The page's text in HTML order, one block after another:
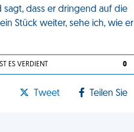
sagt, dass er dringend auf die
Stück weiter, sehe ich, wie er
ES VERDIENT 0
Tweet Teilen Sie